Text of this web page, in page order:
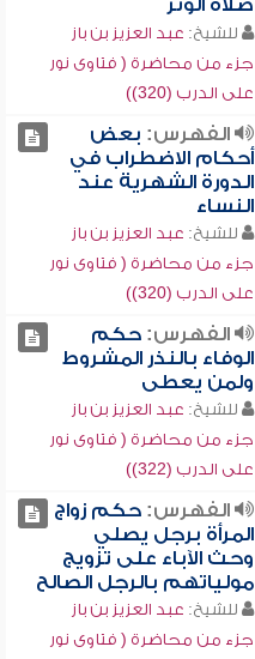
صلاة الوتر
للشيخ: عبد العزيز بن باز
جزء من محاضرة ( فتاوى نور
على الدرب (320))
الفهرس: بعض
أحكام الاضطراب في
الدورة الشهرية عند
النساء
للشيخ: عبد العزيز بن باز
جزء من محاضرة ( فتاوى نور
على الدرب (320))
الفهرس:حكم
الوفاء بالنذر المشروط
ولمن يعطى
للشيخ: عبد العزيز بن باز
جزء من محاضرة ( فتاوى نور
على الدرب (322))
الفهرس:حكم زواج
المرأة برجل يصلي
وحث الآباء على تزويج
مولياتهم بالرجل الصالح
للشيخ: عبد العزيز بن باز
جزء من محاضرة ( فتاوى نور